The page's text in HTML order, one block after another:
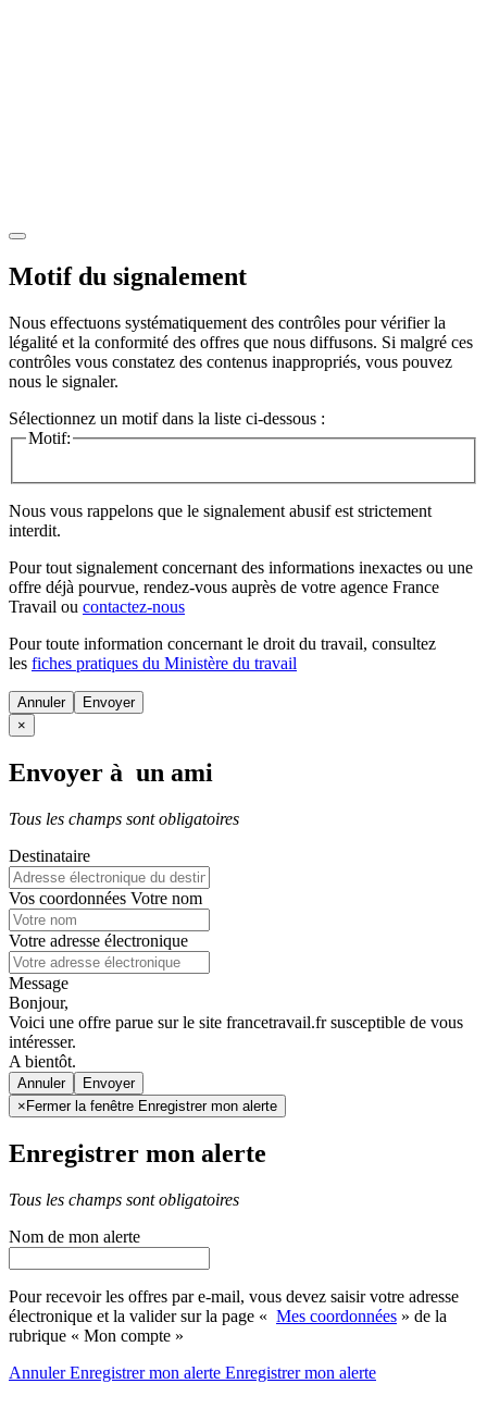
Motif du signalement
Nous effectuons systématiquement des contrôles pour vérifier la
légalité et la conformité des offres que nous diffusons. Si malgré ces
contrôles vous constatez des contenus inappropriés, vous pouvez
nous le signaler.
Sélectionnez un motif dans la liste ci-dessous :
Motif:
Nous vous rappelons que le signalement abusif est strictement
interdit.
Pour tout signalement concernant des informations inexactes ou une
offre déjà pourvue, rendez-vous auprès de votre agence France
Travail ou contactez-nous
Pour toute information concernant le droit du travail, consultez
les fiches pratiques du Ministère du travail
Annuler
×
Envoyer à un ami
Tous les champs sont obligatoires
Destinataire
Vos coordonnées Votre nom
Votre adresse électronique
Message
Bonjour,
Voici une offre parue sur le site francetravail.fr susceptible de vous
intéresser.
A bientôt.
Annuler
× Fermer la fenêtre Enregistrer mon alerte
Enregistrer mon alerte
Tous les champs sont obligatoires
Nom de mon alerte
Pour recevoir les offres par e-mail, vous devez saisir votre adresse
électronique et la valider sur la page « Mes coordonnées » de la
rubrique « Mon compte »
AnnulerEnregistrer mon alerte Enregistrermon alerte